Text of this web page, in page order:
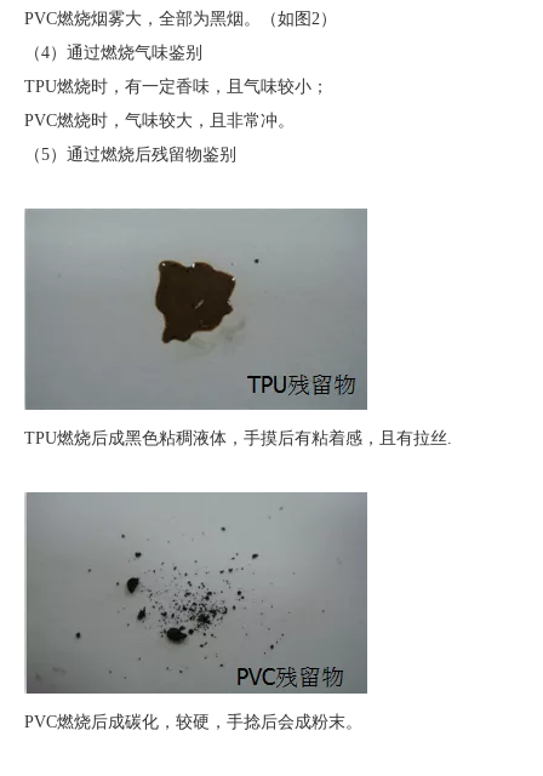
PVC燃烧烟雾大，全部为黑烟。（如图2）
（4）通过燃烧气味鉴别
TPU燃烧时，有一定香味，且气味较小；
PVC燃烧时，气味较大，且非常冲。
（5）通过燃烧后残留物鉴别
TPU燃烧后成黑色粘稠液体，手摸后有粘着感，且有拉丝.
PVC燃烧后成碳化，较硬，手捻后会成粉末。